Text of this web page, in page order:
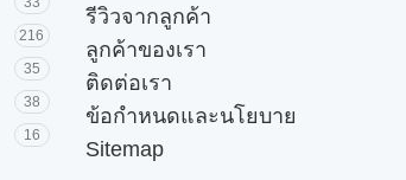
216
35
38
16
รีวิวจากลูกค้า
ลูกค้าของเรา
ติดต่อเรา
ข้อกำหนดและนโยบาย
Sitemap